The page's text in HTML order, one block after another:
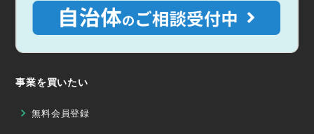
事業を買いたい
無料会員登録